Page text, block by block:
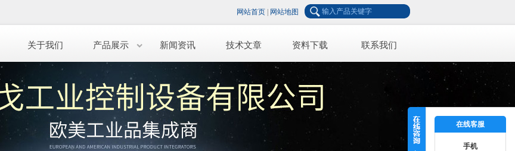
网站首页 网站地图
关于我们 产品展示 新闻资讯 技术文章 资料下载 联系我们
在线客服
手机